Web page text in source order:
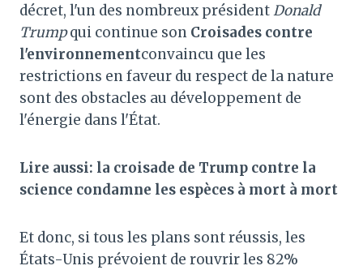
décret, l'un des nombreux présidentDonald
Trumpqui continue son Croisades contre
l'environnementconvaincu que les
restrictions en faveur du respect de la nature
sont des obstacles au développement de
l'énergie dans l'État.
Lire aussi: la croisade de Trump contre la
science condamne les espèces à mort à mort
Et donc, si tous les plans sont réussis, les
États-Unis prévoient de rouvrir les 82%